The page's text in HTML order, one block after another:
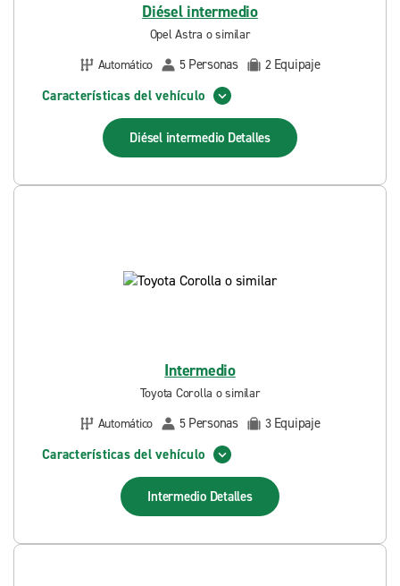
Diésel intermedio
Opel Astra o similar
Automático
5 Personas 2 Equipaje
Características del vehículo
Diésel intermedio Detalles
Intermedio
Toyota Corolla o similar
Automático
5 Personas 3 Equipaje
Características del vehículo
Intermedio Detalles